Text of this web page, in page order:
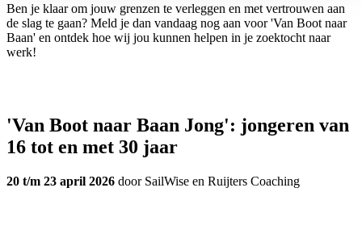
Ben je klaar om jouw grenzen te verleggen en met vertrouwen aan
de slag te gaan? Meld je dan vandaag nog aan voor 'Van Boot naar
Baan' en ontdek hoe wij jou kunnen helpen in je zoektocht naar
werk!
'Van Boot naar Baan Jong': jongeren van
16 tot en met 30 jaar
20 t/m 23 april 2026 door SailWise en Ruijters Coaching